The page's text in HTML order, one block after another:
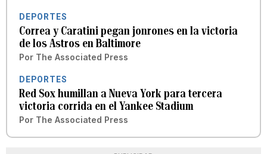
DEPORTES
Correa y Caratini pegan jonrones en la victoria
de los Astros en Baltimore
Por The Associated Press
DEPORTES
Red Sox humillan a Nueva York para tercera
victoria corrida en el Yankee Stadium
Por The Associated Press